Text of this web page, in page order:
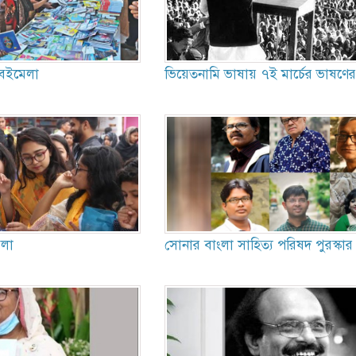
ভিয়েতনামি ভাষায় ৭ই মার্চের
সোনার বাংলা সাহিত্য পরিষদ